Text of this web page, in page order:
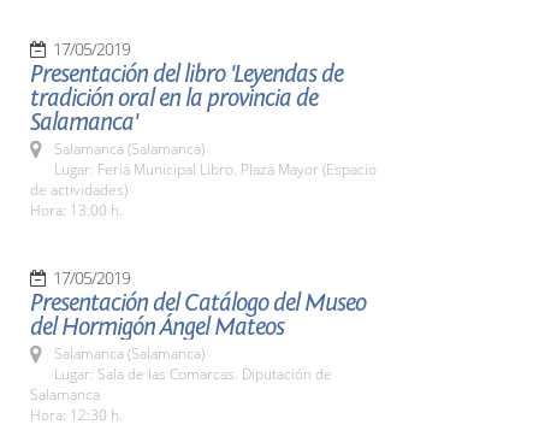
17/05/2019
Presentación del libro 'Leyendas de
tradición oral en la provincia de
Salamanca'
Salamanca (Salamanca)
Lugar: Feria Municipal Libro. Plaza Mayor (Espacio
de actividades)
Hora: 13:00 h.
17/05/2019
Presentación del Catálogo del Museo
del Hormigón Ángel Mateos
Salamanca (Salamanca)
Lugar: Sala de las Comarcas. Diputación de
Salamanca
Hora: 12:30 h.